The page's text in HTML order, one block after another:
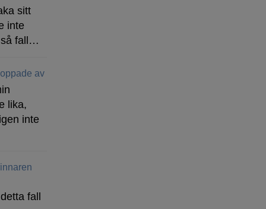
sitt
inte
så fall…
av
lika,
inte
fall